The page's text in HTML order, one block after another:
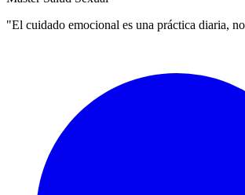
"El cuidado emocional es una práctica diaria,